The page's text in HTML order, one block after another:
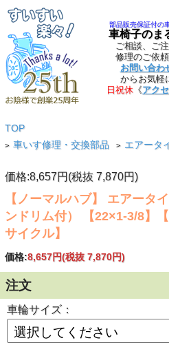
部品販売保証付の
車椅子のま
ご相談、ご
修理のご依
お問い合わ
からお気軽
日祝休 《アク
TOP
> 車いす修理・交換部品 > エアータ
価格:8,657円(税抜 7,870円)
【ノーマルハブ】 エアータ
ンドリム付） 【22×1-3/8】
サイクル】
価格:8,657円(税抜 7,870円)
注文
車輪サイズ：